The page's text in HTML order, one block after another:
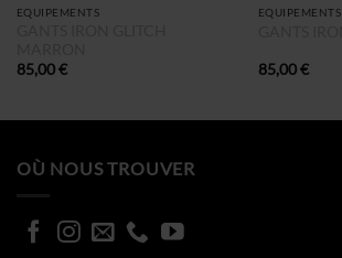
EQUIPEMENTS
85,00€
EQUIPEMENTS
85,00€
OÙ NOUS TROUVER